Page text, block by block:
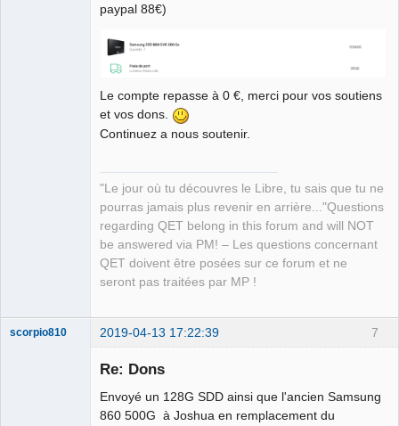
paypal 88€)
Le compte repasse à 0 €, merci pour vos soutiens
et vos dons.
Continuez a nous soutenir.
"Le jour où tu découvres le Libre, tu sais que tu ne
pourras jamais plus revenir en arrière..."Questions
regarding QET belong in this forum and will NOT
be answered via PM! – Les questions concernant
QET doivent être posées sur ce forum et ne
seront pas traitées par MP !
7
scorpio810 2019-04-13 17:22:39
Re: Dons
Envoyé un 128G SDD ainsi que l'ancien Samsung
860 500G à Joshua en remplacement du